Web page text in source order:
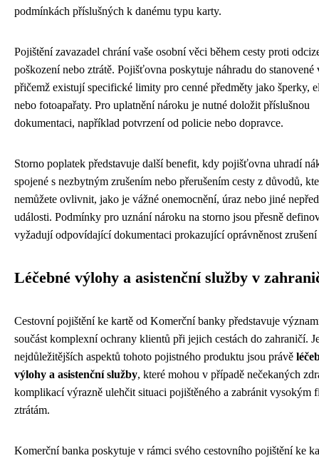
podmínkách příslušných k danému typu karty.
Pojištění zavazadel chrání vaše osobní věci během cesty proti
poškození nebo ztrátě. Pojišťovna poskytuje náhradu do stanovené
přičemž existují specifické limity pro cenné předměty jako šperky,
nebo fotoapařaty. Pro uplatnění nároku je nutné doložit příslušnou
dokumentaci, například potvrzení od policie nebo dopravce.
Storno poplatek představuje další benefit, kdy pojišťovna uhradí
spojené s nezbytným zrušením nebo přerušením cesty z důvodů,
nemůžete ovlivnit, jako je vážné onemocnění, úraz nebo jiné
události. Podmínky pro uznání nároku na storno jsou přesně
vyžadují odpovídající dokumentaci prokazující oprávněnost zrušení
Léčebné výlohy a asistenční služby v
Cestovní pojištění ke kartě od Komerční banky představuje
součást komplexní ochrany klientů při jejich cestách do zahraničí.
nejdůležitějších aspektů tohoto pojistného produktu jsou právě
výlohy a asistenční služby, které mohou v případě nečekaných
komplikací výrazně ulehčit situaci pojištěného a zabránit vysokým
ztrátám.
Komerční banka poskytuje v rámci svého cestovního pojištění ke